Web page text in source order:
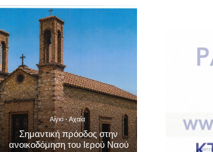
Αίγιο - Αχαΐα
Σημαντική πρόοδος στην
ανοικοδόμηση του Ιερού Ναού
Αγίου Μελετίου Αιγίου